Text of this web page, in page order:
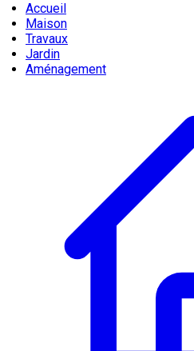
Accueil
Maison
Travaux
Jardin
Aménagement